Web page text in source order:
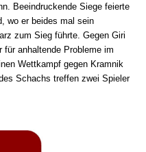
Beeindruckende Siege feierte
wo er beides mal sein
zum Sieg führte. Gegen Giri
anhaltende Probleme im
Wettkampf gegen Kramnik
Schachs treffen zwei Spieler